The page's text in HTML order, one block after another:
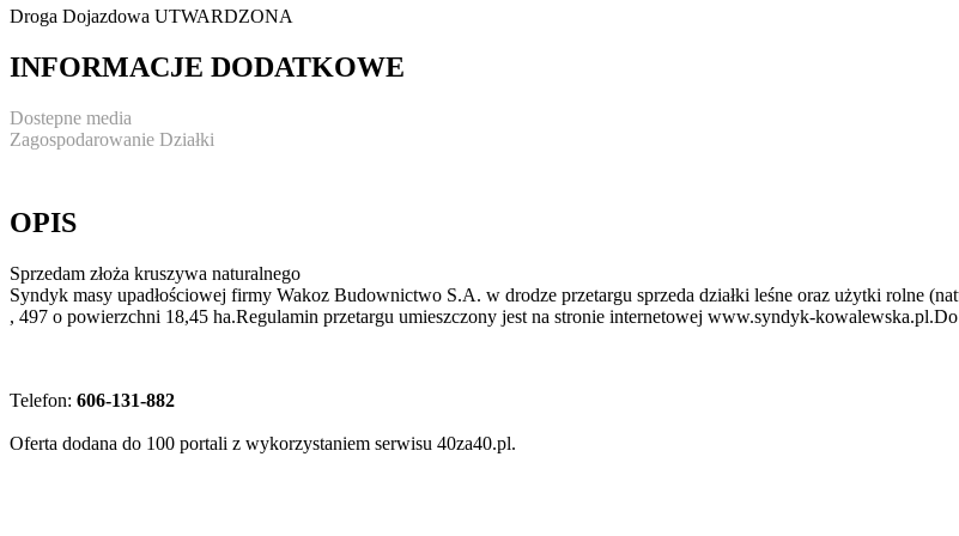
Droga Dojazdowa UTWARDZONA
INFORMACJE DODATKOWE
Dostepne media
Zagospodarowanie Działki
OPIS
Sprzedam złoża kruszywa naturalnego
Syndyk masy upadłościowej firmy Wakoz Budownictwo S.A. w drodze przetargu sprzeda działki leśne oraz użytki rolne
, 497 o powierzchni 18,45 ha.Regulamin przetargu umieszczony jest na stronie internetowej www.syndyk-
Telefon: 606-131-882
Oferta dodana do 100 portali z wykorzystaniem serwisu 40za40.pl.